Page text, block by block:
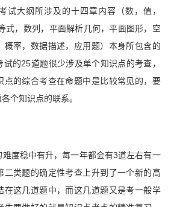
试大纲所涉及的十四章内容（数，值，
式，数列，平面解析几何，平面图形，空
概率，数据描述，应用题）本身所包含的
的25道题很少涉及单个知识点的考查，
点的综合考查在命题中是比较常见的，要
个知识点的联系。
度稳中有升，每一年都会有3道左右有一
二类题的确定性考查上升到了一个新的高
在这几道题中，而这几道题又是考一般学